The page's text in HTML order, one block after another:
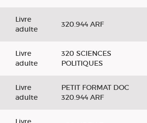
Livre
adulte
320.944 ARF
Livre
adulte
320 SCIENCES
POLITIQUES
Livre
adulte
PETIT FORMAT DOC
320.944 ARF